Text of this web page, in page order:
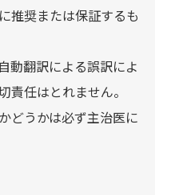
推奨または保証するも
動翻訳による誤訳によ
責任はとれません。
どうかは必ず主治医に